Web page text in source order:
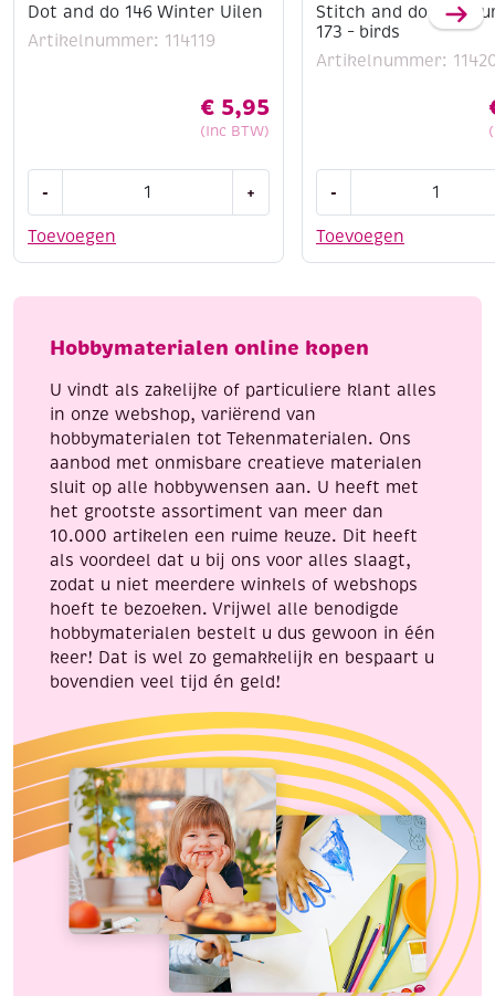
Dot and do 146 Winter Uilen
Artikelnummer: 114119
€ 5,95
(Inc BTW)
Toevoegen
-
do
Uilen
+
Stitch and do
173 – birds
Artikelnummer:
Toevoegen
-
do
-
aantal
Hobbymaterialen online kopen
U vindt als zakelijke of particuliere klant alles
in onze webshop, variërend van
hobbymaterialen tot Tekenmaterialen. Ons
aanbod met onmisbare creatieve materialen
sluit op alle hobbywensen aan. U heeft met
het grootste assortiment van meer dan
10.000 artikelen een ruime keuze. Dit heeft
als voordeel dat u bij ons voor alles slaagt,
zodat u niet meerdere winkels of webshops
hoeft te bezoeken. Vrijwel alle benodigde
hobbymaterialen bestelt u dus gewoon in één
keer! Dat is wel zo gemakkelijk en bespaart u
bovendien veel tijd én geld!